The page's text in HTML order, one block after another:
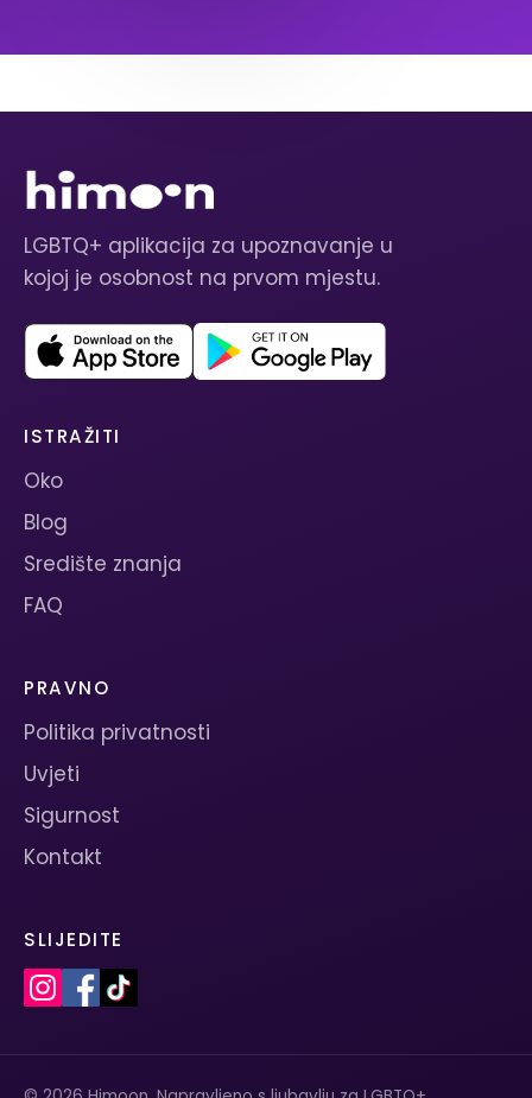
LGBTQ+ aplikacija za upoznavanje u
kojoj je osobnost na prvom mjestu.
ISTRAŽITI
Oko
Blog
Središte znanja
FAQ
PRAVNO
Politika privatnosti
Uvjeti
Sigurnost
Kontakt
SLIJEDITE